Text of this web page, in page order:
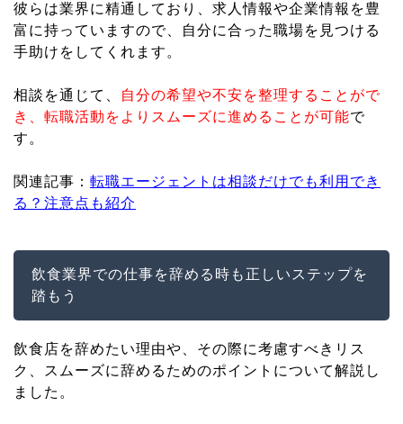
彼らは業界に精通しており、求人情報や企業情報を豊
富に持っていますので、自分に合った職場を見つける
手助けをしてくれます。
相談を通じて、
自分の希望や不安を整理することがで
き、転職活動をよりスムーズに進めることが可能で
す。
関連記事： 転職エージェントは相談だけでも利用でき
る？注意点も紹介
飲食業界での仕事を辞める時も正しいステップを
踏もう
飲食店を辞めたい理由や、その際に考慮すべきリス
ク、スムーズに辞めるためのポイントについて解説し
ました。